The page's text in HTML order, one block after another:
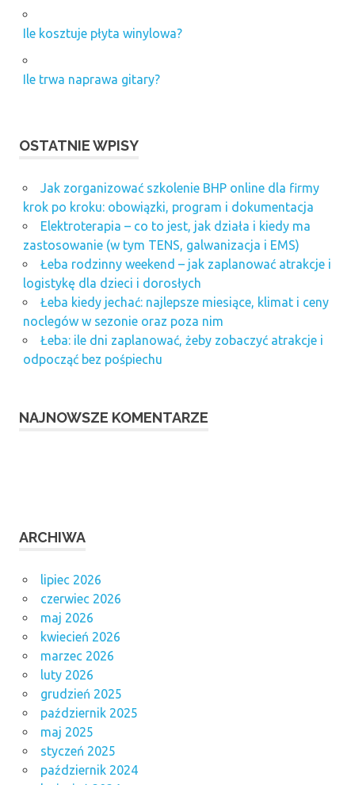
Ile kosztuje płyta winylowa?
Ile trwa naprawa gitary?
OSTATNIE WPISY
Jak zorganizować szkolenie BHP online dla firmy
krok po kroku: obowiązki, program i dokumentacja
Elektroterapia – co to jest, jak działa i kiedy ma
zastosowanie (w tym TENS, galwanizacja i EMS)
Łeba rodzinny weekend – jak zaplanować atrakcje i
logistykę dla dzieci i dorosłych
Łeba kiedy jechać: najlepsze miesiące, klimat i ceny
noclegów w sezonie oraz poza nim
Łeba: ile dni zaplanować, żeby zobaczyć atrakcje i
odpocząć bez pośpiechu
NAJNOWSZE KOMENTARZE
ARCHIWA
lipiec 2026
czerwiec 2026
maj 2026
kwiecień 2026
marzec 2026
luty 2026
grudzień 2025
październik 2025
maj 2025
styczeń 2025
październik 2024